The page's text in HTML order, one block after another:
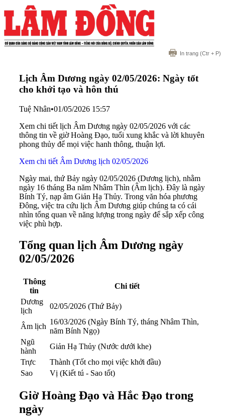
In trang (Ctr + P)
Lịch Âm Dương ngày 02/05/2026: Ngày tốt
cho khởi tạo và hôn thú
Tuệ Nhân•01/05/2026 15:57
Xem chi tiết lịch Âm Dương ngày 02/05/2026 với các
thông tin về giờ Hoàng Đạo, tuổi xung khắc và lời khuyên
phong thủy để mọi việc hanh thông, thuận lợi.
Xem chi tiết Âm Dương lịch 02/05/2026
Ngày mai, thứ Bảy ngày 02/05/2026 (Dương lịch), nhằm
ngày 16 tháng Ba năm Nhâm Thìn (Âm lịch). Đây là ngày
Bính Tý, nạp âm Giản Hạ Thủy. Trong văn hóa phương
Đông, việc tra cứu lịch Âm Dương giúp chúng ta có cái
nhìn tổng quan về năng lượng trong ngày để sắp xếp công
việc phù hợp.
Tổng quan lịch Âm Dương ngày
02/05/2026
Thông
tin
Chi tiết
Dương
lịch
02/05/2026 (Thứ Bảy)
Âm lịch
16/03/2026 (Ngày Bính Tý, tháng Nhâm Thìn,
năm Bính Ngọ)
Ngũ
hành
Giản Hạ Thủy (Nước dưới khe)
Trực
Thành (Tốt cho mọi việc khởi đầu)
Sao
Vị (Kiết tú - Sao tốt)
Giờ Hoàng Đạo và Hắc Đạo trong
ngày